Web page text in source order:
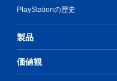
PlayStationの歴史
製品
価値観